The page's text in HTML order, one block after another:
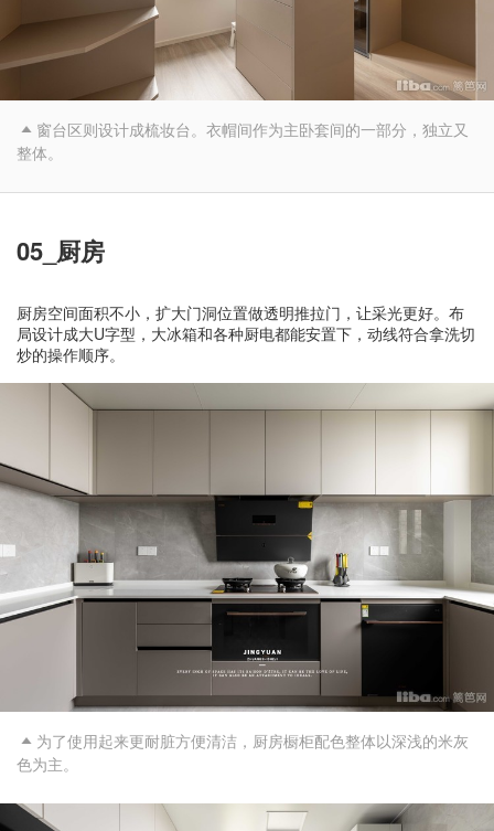
 窗台区则设计成梳妆台。衣帽间作为主卧套间的一部分，独立又
整体。
05_厨房
厨房空间面积不小，扩大门洞位置做透明推拉门，让采光更好。布
局设计成大U字型，大冰箱和各种厨电都能安置下，动线符合拿洗切
炒的操作顺序。
 为了使用起来更耐脏方便清洁，厨房橱柜配色整体以深浅的米灰
色为主。